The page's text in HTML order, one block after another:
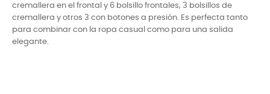
cremallera en el frontal y 6 bolsillo frontales, 3 bolsillos de
cremallera y otros 3 con botones a presión. Es perfecta tanto
para combinar con la ropa casual como para una salida
elegante.